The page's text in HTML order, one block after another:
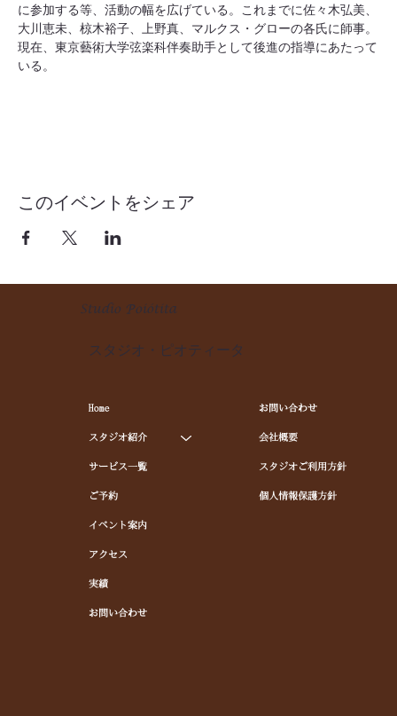
に参加する等、活動の幅を広げている。これまでに佐々木弘美、
大川恵未、椋木裕子、上野真、マルクス・グローの各氏に師事。
現在、東京藝術大学弦楽科伴奏助手として後進の指導にあたって
いる。
このイベントをシェア
Studio Poiótita
スタジオ・ピオティータ
お問い合わせ
会社概要
スタジオご利用方針
個人情報保護方針
Home
スタジオ紹介
サービス一覧
ご予約
イベント案内
アクセス
実績
お問い合わせ